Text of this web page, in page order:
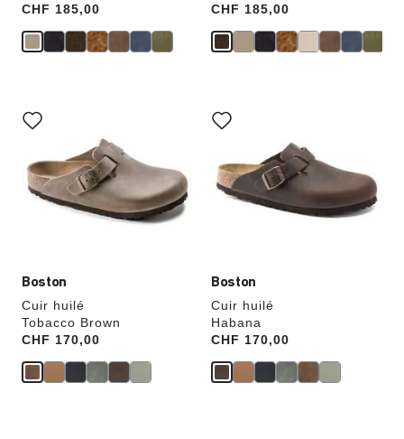
Price:
CHF 185,00
Price:
CHF 185,00
Boston
Cuir huilé
Tobacco Brown
Price:
CHF 170,00
sur
les
échantillons
de
couleurs
modifiera
Boston
Cuir huilé
Habana
Price:
CHF 170,00
sur
les
échantillons
de
couleurs
modifiera